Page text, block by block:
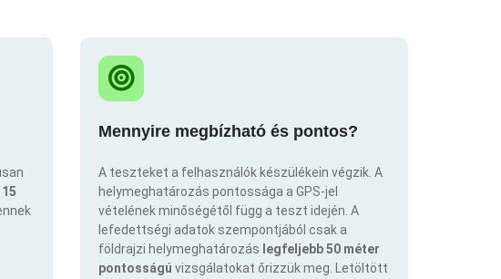
15
Mennyire megbízható és pontos?
A teszteket a felhasználók készülékein végzik. A
helymeghatározás pontossága a GPS-jel
vételének minőségétől függ a teszt idején. A
lefedettségi adatok szempontjából csak a
földrajzi helymeghatározás legfeljebb 50 méter
pontosságú vizsgálatokat őrizzük meg. Letöltött